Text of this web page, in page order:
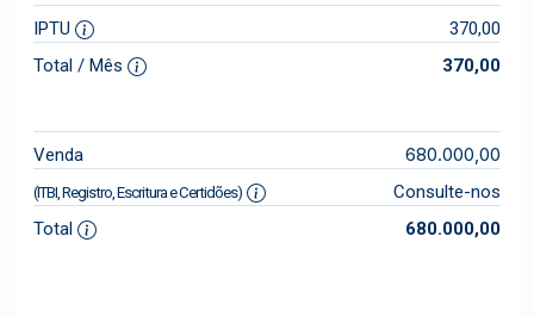
IPTU
370,00
Total / Mês
370,00
Venda 680.000,00
(ITBI, Registro, Escritura e Certidões)
Consulte-nos
Total
680.000,00